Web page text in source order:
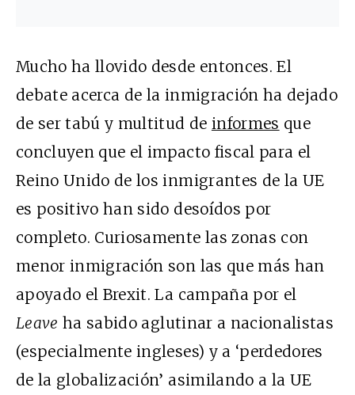
Mucho ha llovido desde entonces. El
debate acerca de la inmigración ha dejado
de ser tabú y multitud de informes que
concluyen que el impacto fiscal para el
Reino Unido de los inmigrantes de la UE
es positivo han sido desoídos por
completo. Curiosamente las zonas con
menor inmigración son las que más han
apoyado el Brexit. La campaña por el
Leave ha sabido aglutinar a nacionalistas
(especialmente ingleses) y a ‘perdedores
de la globalización’ asimilando a la UE